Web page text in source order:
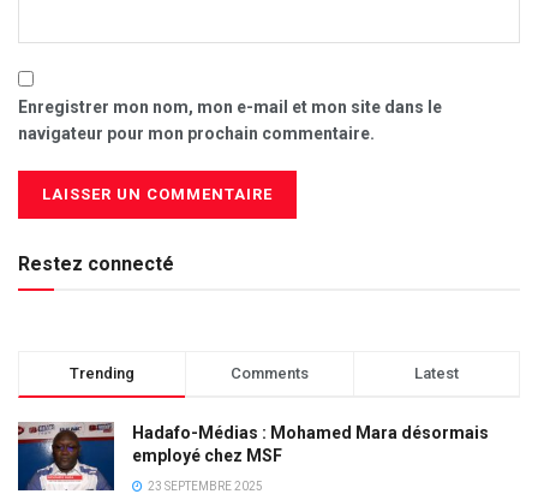
Enregistrer mon nom, mon e-mail et mon site dans le
navigateur pour mon prochain commentaire.
Restez connecté
Trending Comments Latest
Hadafo-Médias : Mohamed Mara désormais
employé chez MSF
23 SEPTEMBRE 2025